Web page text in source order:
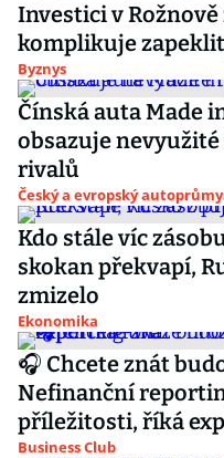
Investici v
komplikuje
Byznys
Čínská auta Made
obsazuje
rivalů
Český a evropský
Kdo stále víc
skokan překvapí,
zmizelo
Ekonomika
🎧 Chcete znát
Nefinanční
příležitosti, říká
Business Club